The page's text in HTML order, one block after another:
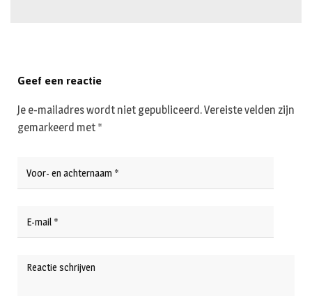
Geef een reactie
Je e-mailadres wordt niet gepubliceerd.Vereiste velden zijn
gemarkeerd met *